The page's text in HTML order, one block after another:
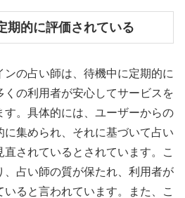
期的に評価されている
の占い師は、待機中に定期的に
の利用者が安心してサービスを
す。具体的には、ユーザーからの
に集められ、それに基づいて占い
されているとされています。こ
、占い師の質が保たれ、利用者が
ると言われています。また、こ